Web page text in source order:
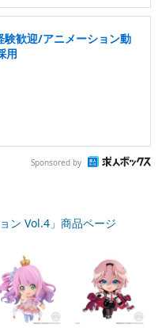
歓迎/アニメーション動
用
Sponsored by
ン Vol.4」商品ページ